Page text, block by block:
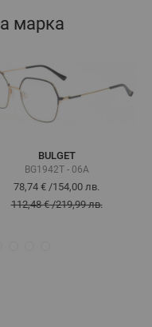
марка
BULGET
BG1942T - 06A
78,74 € /154,00 лв.
112,48 €/219,99 лв.